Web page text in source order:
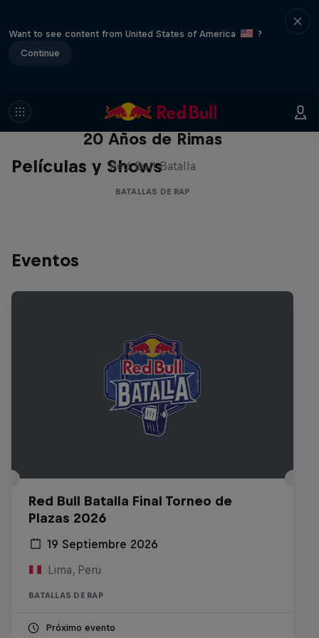
Want to see content from United States of America
?
Continue
Películas y Shows
Red Bull Batalla Nueva Historia:
20 Años de Rimas
Red Bull Batalla
BATALLAS DE RAP
Eventos
Red Bull Batalla Final Torneo de
Plazas 2026
19 Septiembre 2026
Lima, Peru
BATALLAS DE RAP
Próximo evento